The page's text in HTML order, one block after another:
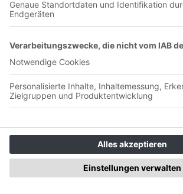
Jetzt in der App abspielen